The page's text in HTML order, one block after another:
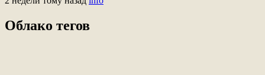
Облако тегов